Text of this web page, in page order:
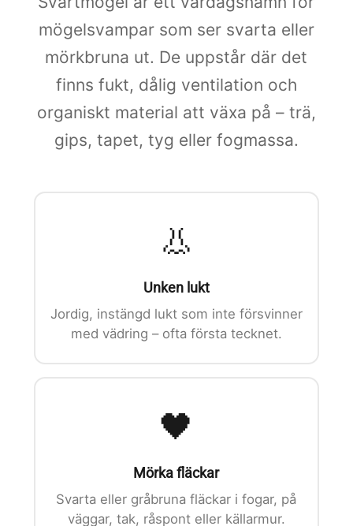
mögelsvampar som ser svarta eller
mörkbruna ut. De uppstår där det
finns fukt, dålig ventilation och
organiskt material att växa på – trä,
gips, tapet, tyg eller fogmassa.
👃
Unken lukt
Jordig, instängd lukt som inte försvinner
med vädring – ofta första tecknet.
🖤
Mörka fläckar
Svarta eller gråbruna fläckar i fogar, på
väggar, tak, råspont eller källarmur.